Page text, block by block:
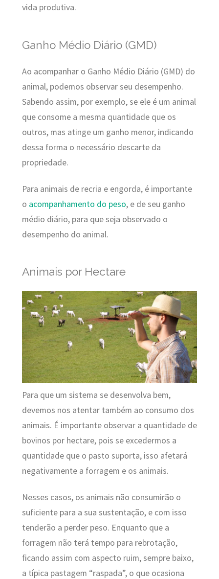
vida produtiva.
Ganho Médio Diário (GMD)
Ao acompanhar o Ganho Médio Diário (GMD) do
animal, podemos observar seu desempenho.
Sabendo assim, por exemplo, se ele é um animal
que consome a mesma quantidade que os
outros, mas atinge um ganho menor, indicando
dessa forma o necessário descarte da
propriedade.
Para animais de recria e engorda, é importante
o acompanhamento do peso, e de seu ganho
médio diário, para que seja observado o
desempenho do animal.
Animais por Hectare
Para que um sistema se desenvolva bem,
devemos nos atentar também ao consumo dos
animais. É importante observar a quantidade de
bovinos por hectare, pois se excedermos a
quantidade que o pasto suporta, isso afetará
negativamente a forragem e os animais.
Nesses casos, os animais não consumirão o
suficiente para a sua sustentação, e com isso
tenderão a perder peso. Enquanto que a
forragem não terá tempo para rebrotação,
ficando assim com aspecto ruim, sempre baixo,
a típica pastagem “raspada”, o que ocasiona